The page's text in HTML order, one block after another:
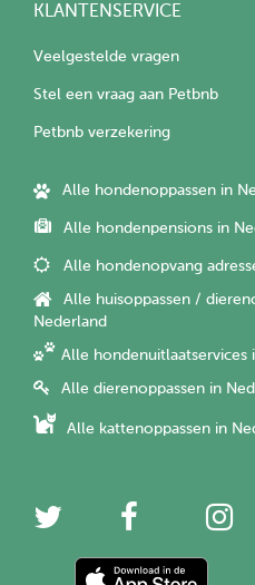
KLANTENSERVICE
Veelgestelde vragen
Stel een vraag aan Petbnb
Petbnb verzekering
Alle hondenoppassen in
Alle hondenpensions in
Alle hondenopvang
Alle huisoppassen /
Nederland
Alle hondenuitlaatservices
Alle dierenoppassen in
Alle kattenoppassen in